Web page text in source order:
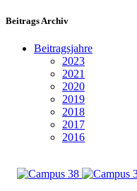
Beitrags Archiv
Beitragsjahre
2023
2021
2020
2019
2018
2017
2016